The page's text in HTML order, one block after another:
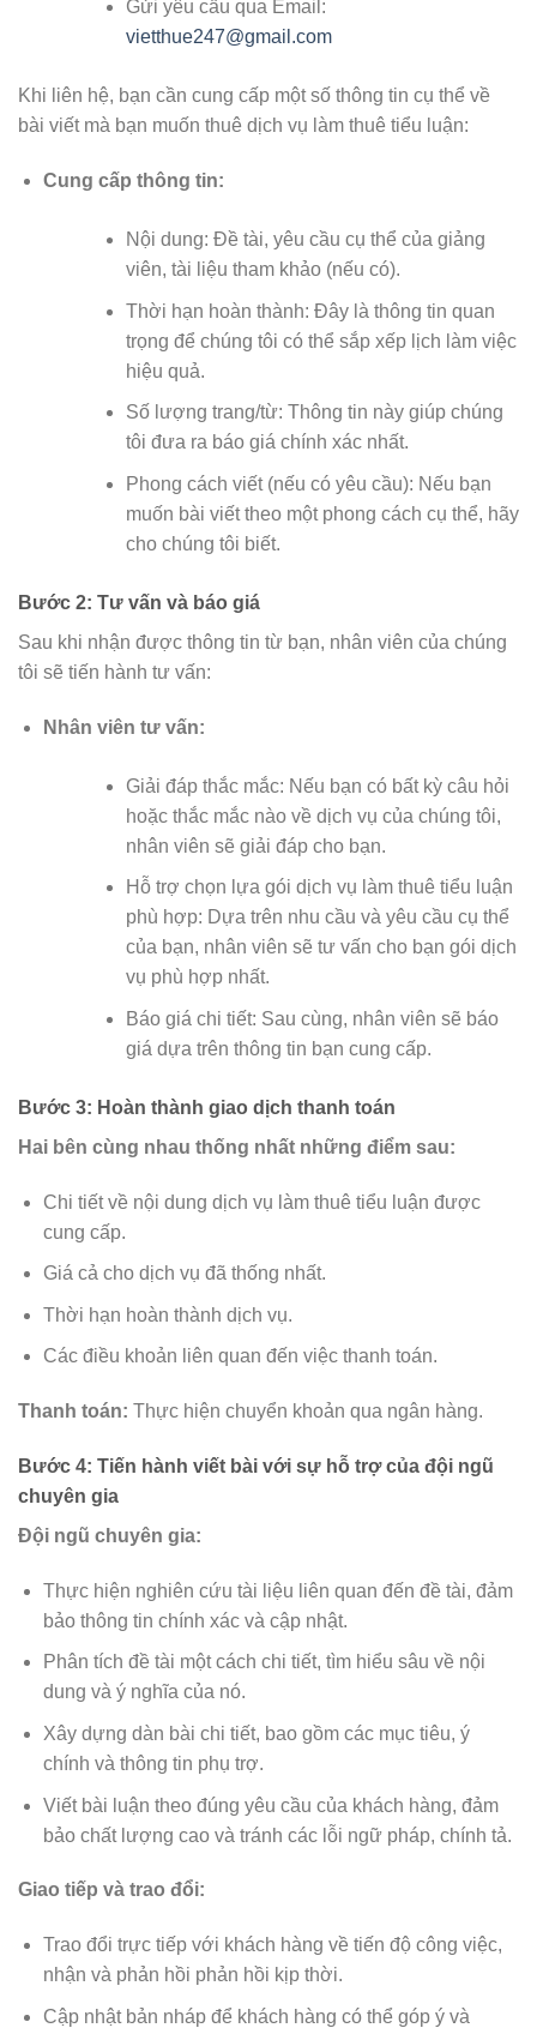
Gửi yêu cầu qua Email:
vietthue247@gmail.com
Khi liên hệ, bạn cần cung cấp một số thông tin cụ thể về
bài viết mà bạn muốn thuê dịch vụ làm thuê tiểu luận:
Cung cấp thông tin:
Nội dung: Đề tài, yêu cầu cụ thể của giảng
viên, tài liệu tham khảo (nếu có).
Thời hạn hoàn thành: Đây là thông tin quan
trọng để chúng tôi có thể sắp xếp lịch làm việc
hiệu quả.
Số lượng trang/từ: Thông tin này giúp chúng
tôi đưa ra báo giá chính xác nhất.
Phong cách viết (nếu có yêu cầu): Nếu bạn
muốn bài viết theo một phong cách cụ thể, hãy
cho chúng tôi biết.
Bước 2: Tư vấn và báo giá
Sau khi nhận được thông tin từ bạn, nhân viên của chúng
tôi sẽ tiến hành tư vấn:
Nhân viên tư vấn:
Giải đáp thắc mắc: Nếu bạn có bất kỳ câu hỏi
hoặc thắc mắc nào về dịch vụ của chúng tôi,
nhân viên sẽ giải đáp cho bạn.
Hỗ trợ chọn lựa gói dịch vụ làm thuê tiểu luận
phù hợp: Dựa trên nhu cầu và yêu cầu cụ thể
của bạn, nhân viên sẽ tư vấn cho bạn gói dịch
vụ phù hợp nhất.
Báo giá chi tiết: Sau cùng, nhân viên sẽ báo
giá dựa trên thông tin bạn cung cấp.
Bước 3: Hoàn thành giao dịch thanh toán
Hai bên cùng nhau thống nhất những điểm sau:
Chi tiết về nội dung dịch vụ làm thuê tiểu luận được
cung cấp.
Giá cả cho dịch vụ đã thống nhất.
Thời hạn hoàn thành dịch vụ.
Các điều khoản liên quan đến việc thanh toán.
Thanh toán: Thực hiện chuyển khoản qua ngân hàng.
Bước 4: Tiến hành viết bài với sự hỗ trợ của đội ngũ
chuyên gia
Đội ngũ chuyên gia:
Thực hiện nghiên cứu tài liệu liên quan đến đề tài, đảm
bảo thông tin chính xác và cập nhật.
Phân tích đề tài một cách chi tiết, tìm hiểu sâu về nội
dung và ý nghĩa của nó.
Xây dựng dàn bài chi tiết, bao gồm các mục tiêu, ý
chính và thông tin phụ trợ.
Viết bài luận theo đúng yêu cầu của khách hàng, đảm
bảo chất lượng cao và tránh các lỗi ngữ pháp, chính tả.
Giao tiếp và trao đổi:
Trao đổi trực tiếp với khách hàng về tiến độ công việc,
nhận và phản hồi phản hồi kịp thời.
Cập nhật bản nháp để khách hàng có thể góp ý và